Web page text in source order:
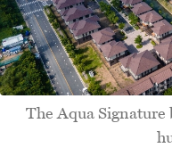
The Aqua Signature